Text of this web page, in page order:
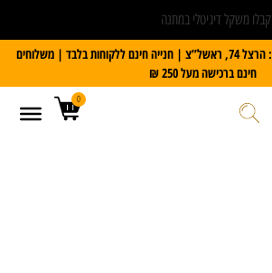
קבלו משקל דיגיטלי במתנה
בקרו אותנו גם בחנות הפיזית: הרצל 74, ראשל”צ | חנייה חינם ללקוחות בלבד | משלוחים
חינם ברכישה מעל 250 ₪
0